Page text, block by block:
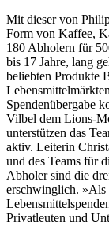
Mit dieser von
Form von Kaffee,
180 Abholern für
bis 17 Jahre, lang
beliebten Produkte
Spendenübergabe
Vilbel dem Lions-
unterstützen das
aktiv. Leiterin
und des Teams für
Abholer sind die
erschwinglich.
Privatleuten und